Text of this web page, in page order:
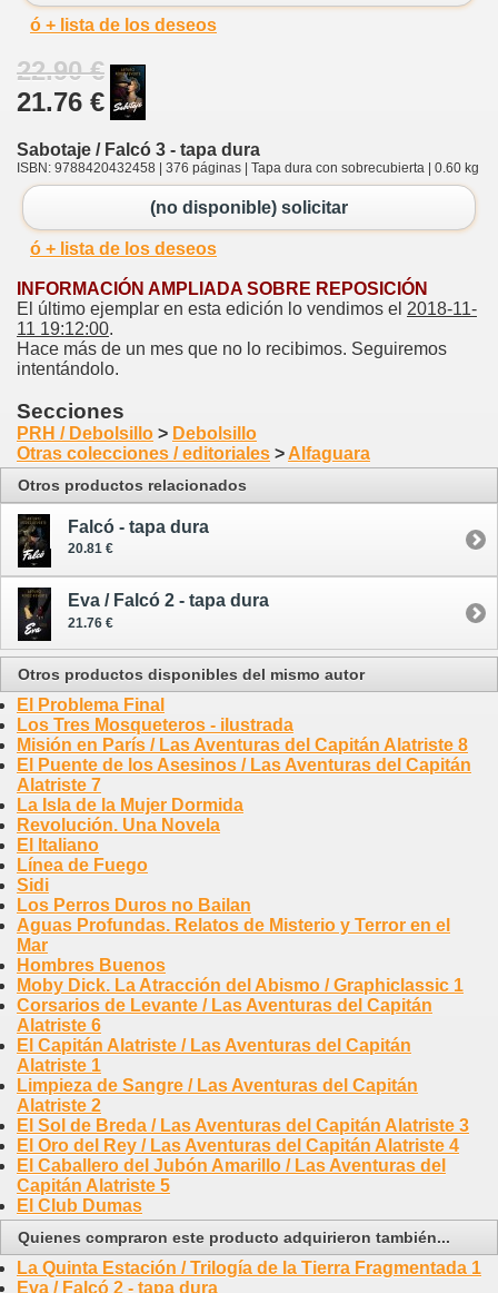
ó + lista de los deseos
22.90 €
21.76 €
Sabotaje / Falcó 3 - tapa dura
ISBN: 9788420432458 | 376 páginas | Tapa dura con sobrecubierta | 0.60 kg
(no disponible) solicitar
ó + lista de los deseos
INFORMACIÓN AMPLIADA SOBRE REPOSICIÓN
El último ejemplar en esta edición lo vendimos el 2018-11-
11 19:12:00.
Hace más de un mes que no lo recibimos. Seguiremos
intentándolo.
Secciones
PRH / Debolsillo > Debolsillo
Otras colecciones / editoriales > Alfaguara
Otros productos relacionados
Falcó - tapa dura
20.81 €
Eva / Falcó 2 - tapa dura
21.76 €
Otros productos disponibles del mismo autor
El Problema Final
Los Tres Mosqueteros - ilustrada
Misión en París / Las Aventuras del Capitán Alatriste 8
El Puente de los Asesinos / Las Aventuras del Capitán
Alatriste 7
La Isla de la Mujer Dormida
Revolución. Una Novela
El Italiano
Línea de Fuego
Sidi
Los Perros Duros no Bailan
Aguas Profundas. Relatos de Misterio y Terror en el
Mar
Hombres Buenos
Moby Dick. La Atracción del Abismo / Graphiclassic 1
Corsarios de Levante / Las Aventuras del Capitán
Alatriste 6
El Capitán Alatriste / Las Aventuras del Capitán
Alatriste 1
Limpieza de Sangre / Las Aventuras del Capitán
Alatriste 2
El Sol de Breda / Las Aventuras del Capitán Alatriste 3
El Oro del Rey / Las Aventuras del Capitán Alatriste 4
El Caballero del Jubón Amarillo / Las Aventuras del
Capitán Alatriste 5
El Club Dumas
Quienes compraron este producto adquirieron también...
La Quinta Estación / Trilogía de la Tierra Fragmentada 1
Eva / Falcó 2 - tapa dura